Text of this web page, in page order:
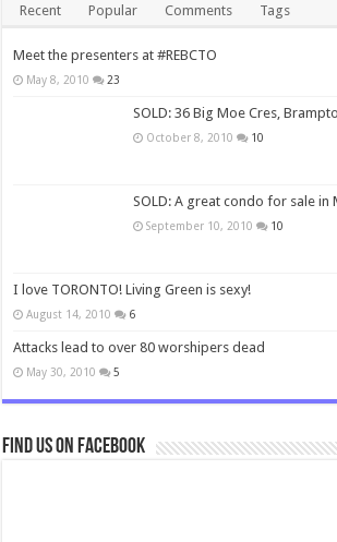
Recent Popular Comments Tags
Meet the presenters at #REBCTO
May 8, 2010 23
SOLD: 36 Big Moe Cres,
October 8, 2010 10
SOLD: A great condo for sale in
September 10, 2010 10
I love TORONTO! Living Green is sexy!
August 14, 2010 6
Attacks lead to over 80 worshipers dead
May 30, 2010 5
Find us on Facebook